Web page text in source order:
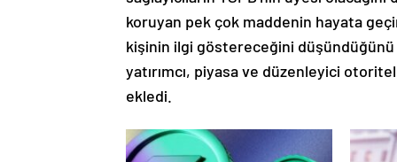
koruyan pek çok maddenin hayata
kişinin ilgi göstereceğini
yatırımcı, piyasa ve düzenleyici
ekledi.